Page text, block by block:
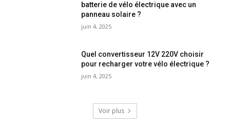
batterie de vélo électrique avec un
panneau solaire ?
juin 4, 2025
Quel convertisseur 12V 220V choisir
pour recharger votre vélo électrique ?
juin 4, 2025
Voir plus